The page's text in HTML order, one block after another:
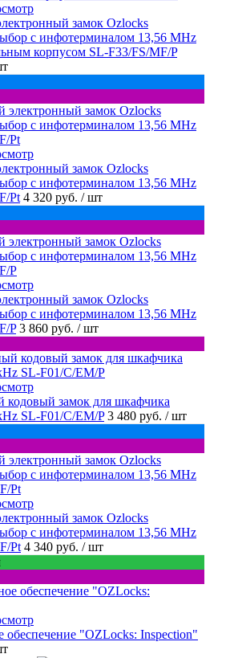
замок Ozlocks
с инфотерминалом 13,56 MHz
корпусом SL-F33/FS/MF/P
замок Ozlocks
с инфотерминалом 13,56 MHz
Pt 4 320 руб. / шт
замок Ozlocks
с инфотерминалом 13,56 MHz
P 3 860 руб. / шт
кодовый замок для шкафчика
SL-F01/C/EM/P 3 480 руб. / шт
замок Ozlocks
с инфотерминалом 13,56 MHz
Pt 4 340 руб. / шт
обеспечение "OZLocks: Inspection"